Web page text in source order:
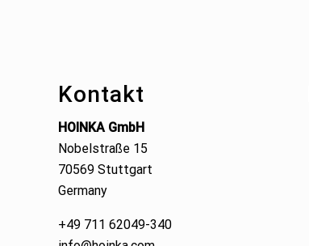
Kontakt
HOINKA GmbH
Nobelstraße 15
70569 Stuttgart
Germany
+49 711 62049-340